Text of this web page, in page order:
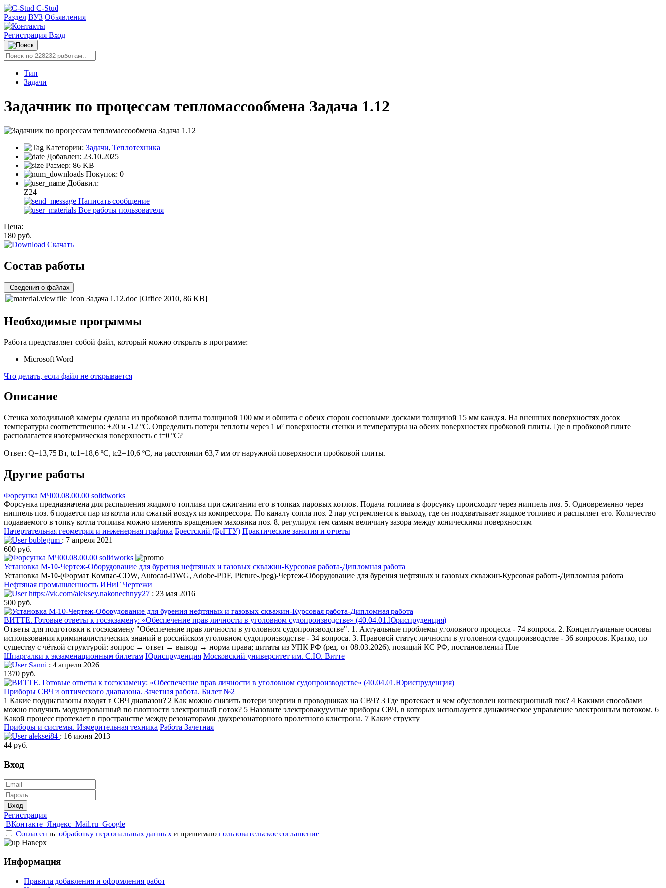
C-Stud
Раздел ВУЗ Объявления
Регистрация Вход
Тип
Задачи
Задачник по процессам тепломассообмена Задача 1.12
Категории: Задачи, Теплотехника
Добавлен: 23.10.2025
Размер: 86 KB
Покупок: 0
Добавил:
Z24
Написать сообщение
Все работы пользователя
Цена:
180 руб.
Скачать
Состав работы
Сведения о файлах
Задача 1.12.doc [Office 2010, 86 KB]
Необходимые программы
Работа представляет собой файл, который можно открыть в программе:
Microsoft Word
Что делать, если файл не открывается
Описание
Стенка холодильной камеры сделана из пробковой плиты толщиной 100 мм и обшита с обеих сторон сосновыми досками толщиной 15 мм каждая. На внешних поверхностях досок
температуры соответственно: +20 и -12 ºС. Определить потери теплоты через 1 м² поверхности стенки и температуры на обеих поверхностях пробковой плиты. Где в пробковой плите
располагается изотермическая поверхность с t=0 ºC?
Ответ: Q=13,75 Вт, tc1=18,6 ºС, tc2=10,6 ºC, на расстоянии 63,7 мм от наружной поверхности пробковой плиты.
Другие работы
Форсунка МЧ00.08.00.00 solidworks
Форсунка предназначена для распыления жидкого топлива при сжигании его в топках паровых котлов. Подача топлива в форсунку происходит через ниппель поз. 5. Одновременно через
ниппель поз. 6 подается пар из котла или сжатый воздух из компрессора. По каналу сопла поз. 2 пар устремляется к выходу, где он подхватывает жидкое топливо и распыляет его. Количество
подаваемого в топку котла топлива можно изменять вращением маховика поз. 8, регулируя тем самым величину зазора между коническими поверхностям
Начертательная геометрия и инженерная графика Брестский (БрГТУ) Практические занятия и отчеты
bublegum : 7 апреля 2021
600 руб.
Установка М-10-Чертеж-Оборудование для бурения нефтяных и газовых скважин-Курсовая работа-Дипломная работа
Установка М-10-(Формат Компас-CDW, Autocad-DWG, Adobe-PDF, Picture-Jpeg)-Чертеж-Оборудование для бурения нефтяных и газовых скважин-Курсовая работа-Дипломная работа
Нефтяная промышленность ИНиГ Чертежи
https://vk.com/aleksey.nakonechnyy27 : 23 мая 2016
500 руб.
ВИТТЕ. Готовые ответы к госэкзамену: «Обеспечение прав личности в уголовном судопроизводстве» (40.04.01.Юриспруденция)
Ответы для подготовки к госэкзамену "Обеспечение прав личности в уголовном судопроизводстве". 1. Актуальные проблемы уголовного процесса - 74 вопроса. 2. Концептуальные основы
использования криминалистических знаний в российском уголовном судопроизводстве - 34 вопроса. 3. Правовой статус личности в уголовном судопроизводстве - 36 вопросов. Кратко, по
существу с чёткой структурой: вопрос → ответ → вывод → норма права; цитаты из УПК РФ (ред. от 08.03.2026), позиций КС РФ, постановлений Пле
Шпаргалки к экзаменационным билетам Юриспруденция Московский университет им. С.Ю. Витте
Sanni : 4 апреля 2026
1370 руб.
Приборы СВЧ и оптического диапазона. Зачетная работа. Билет №2
1 Какие поддиапазоны входят в СВЧ диапазон? 2 Как можно снизить потери энергии в проводниках на СВЧ? 3 Где протекает и чем обусловлен конвекционный ток? 4 Какими способами
можно получить модулированный по плотности электронный поток? 5 Назовите электровакуумные приборы СВЧ, в которых используется динамическое управление электронным потоком. 6
Какой процесс протекает в пространстве между резонаторами двухрезонаторного пролетного клистрона. 7 Какие структу
Приборы и системы. Измерительная техника Работа Зачетная
aleksei84 : 16 июня 2013
44 руб.
Вход
Вход
Регистрация
ВКонтакте Яндекс Mail.ru Google
Согласен на обработку персональных данных и принимаю пользовательское соглашение
Наверх
Информация
Правила добавления и оформления работ